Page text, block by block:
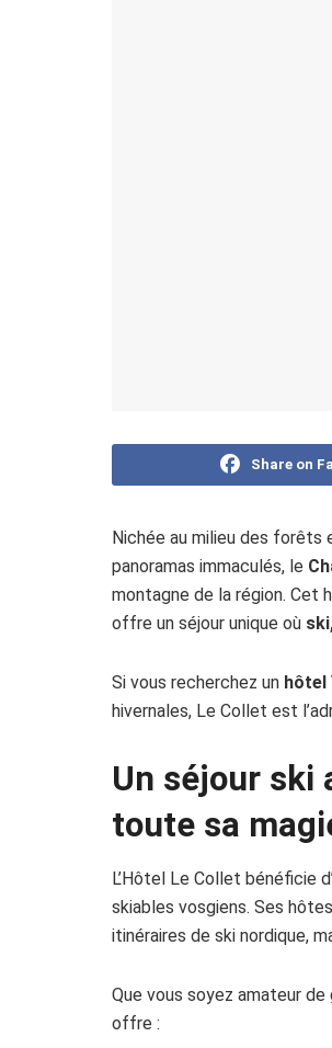
Share on
Nichée au milieu des forêts
panoramas immaculés, le
montagne de la région. Cet
offre un séjour unique où
Si vous recherchez un hôtel
hivernales, Le Collet est
Un séjour ski
toute sa
L’Hôtel Le Collet bénéficie
skiables vosgiens. Ses
itinéraires de ski nordique,
Que vous soyez amateur
offre :